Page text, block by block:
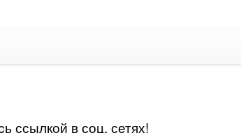
ссылкой в соц. сетях!